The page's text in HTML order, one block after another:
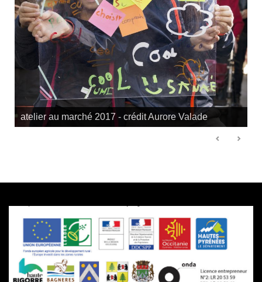
atelier au marché 2017 - crédit Aurore Valade